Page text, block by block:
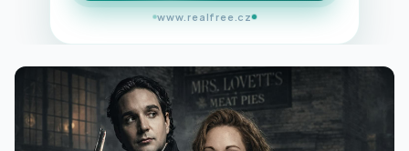
www.realfree.cz